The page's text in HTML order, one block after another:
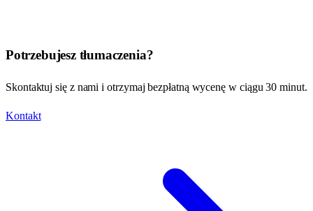
Potrzebujesz tłumaczenia?
Skontaktuj się z nami i otrzymaj bezpłatną wycenę w ciągu 30 minut.
Kontakt